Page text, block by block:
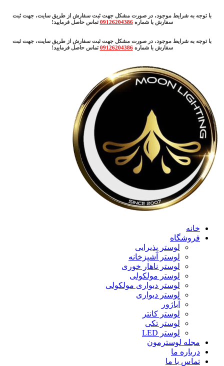
با توجه به شرایط موجود، در صورت مشکل جهت ثبت سفارش از طریق سایت، جهت ثبت
سفارش با شماره09126204386 تماس حاصل فرمایید!
با توجه به شرایط موجود، در صورت مشکل جهت ثبت سفارش از طریق سایت، جهت ثبت
سفارش با شماره09126204386 تماس حاصل فرمایید!
خانه
فروشگاه
لوستر پذیرایی
لوستر آشپزخانه
لوستر ناهار خوری
لوستر مولکولی
لوستر دیواری مولکولی
لوستر دیواری
آباژور
لوستر کانتر
لوستر تکی
لوستر LED
مجله لوسترمون
درباره ما
تماس با ما